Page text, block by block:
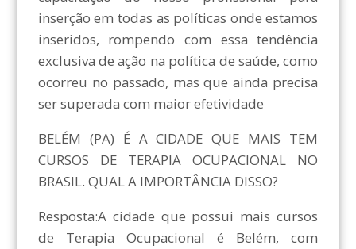
inserção em todas as políticas onde estamos
inseridos, rompendo com essa tendência
exclusiva de ação na política de saúde, como
ocorreu no passado, mas que ainda precisa
ser superada com maior efetividade
BELÉM (PA) É A CIDADE QUE MAIS TEM
CURSOS DE TERAPIA OCUPACIONAL NO
BRASIL. QUAL A IMPORTÂNCIA DISSO?
Resposta:A cidade que possui mais cursos
de Terapia Ocupacional é Belém, com